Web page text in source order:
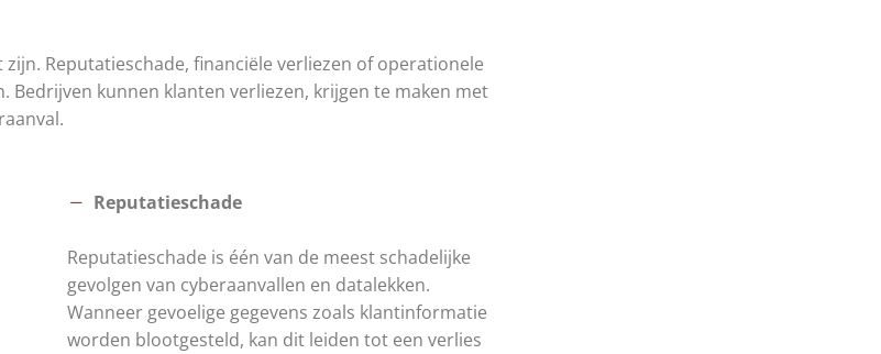
Reputatieschade, financiële verliezen of operationele
kunnen klanten verliezen, krijgen te maken met
Reputatieschade
Reputatieschade is één van de meest schadelijke
gevolgen van cyberaanvallen en datalekken.
Wanneer gevoelige gegevens zoals klantinformatie
worden blootgesteld, kan dit leiden tot een verlies